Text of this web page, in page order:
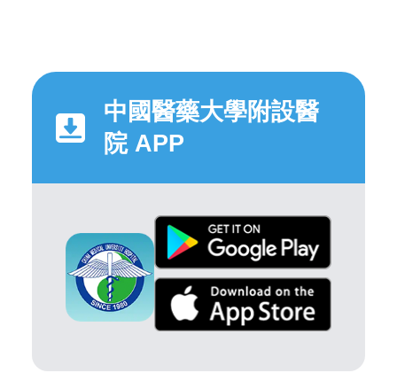
中國醫藥大學附設醫
院 APP